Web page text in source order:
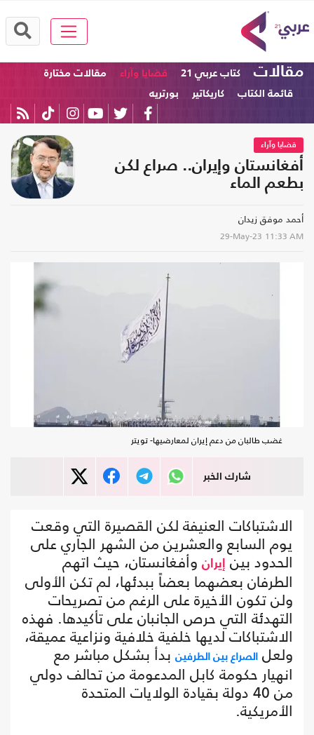
مقالات كتاب عربي 21 قضايا وآراء
مقالات مختارة
قائمة الكتاب
كاريكاتير بورتريه
قضايا وآراء
أفغانستان وإيران.. صراع لكن
بطعم الماء
أحمد موفق زيدان
29-May-23 11:33 AM
غضب طالبان من دعم إيران لمعارضيها- تويتر
شارك الخبر
الاشتباكات العنيفة لكن القصيرة التي وقعت
يوم السابع والعشرين من الشهر الجاري على
الحدود بين إيران وأفغانستان، حيث اتهم
الطرفان بعضهما بعضاً ببدئها، لم تكن الأولى
ولن تكون الأخيرة على الرغم من تصريحات
التهدئة التي حرص الجانبان على تأكيدها. فهذه
الاشتباكات لديها خلفية خلافية ونزاعية عميقة،
ولعل الصراع بين الطرفين بدأ بشكل مباشر مع
انهيار حكومة كابل المدعومة من تحالف دولي
من 40 دولة بقيادة الولايات المتحدة
الأمريكية.